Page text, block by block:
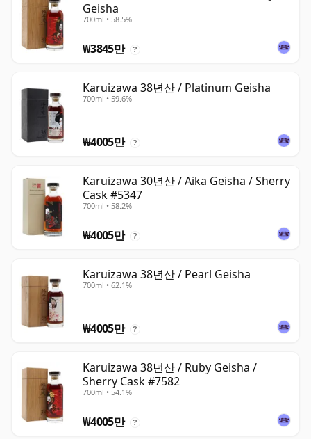
Geisha
700ml • 58.5%
₩3845만 ?
Karuizawa 38년산 / Platinum Geisha
700ml • 59.6%
₩4005만 ?
Karuizawa 30년산 / Aika Geisha / Sherry
Cask #5347
700ml • 58.2%
₩4005만 ?
Karuizawa 38년산 / Pearl Geisha
700ml • 62.1%
₩4005만 ?
Karuizawa 38년산 / Ruby Geisha /
Sherry Cask #7582
700ml • 54.1%
₩4005만 ?